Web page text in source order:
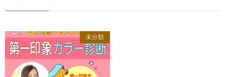
未分類